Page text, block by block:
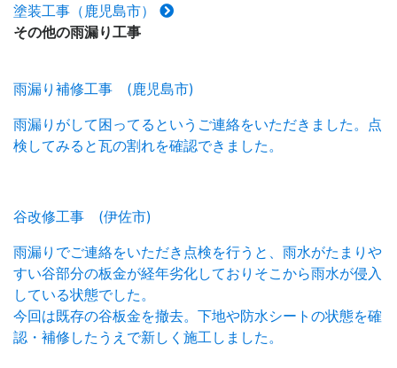
塗装工事（鹿児島市）
その他の雨漏り工事
雨漏り補修工事 (鹿児島市)
雨漏りがして困ってるというご連絡をいただきました。点
検してみると瓦の割れを確認できました。
谷改修工事 (伊佐市)
雨漏りでご連絡をいただき点検を行うと、雨水がたまりや
すい谷部分の板金が経年劣化しておりそこから雨水が侵入
している状態でした。
今回は既存の谷板金を撤去。下地や防水シートの状態を確
認・補修したうえで新しく施工しました。